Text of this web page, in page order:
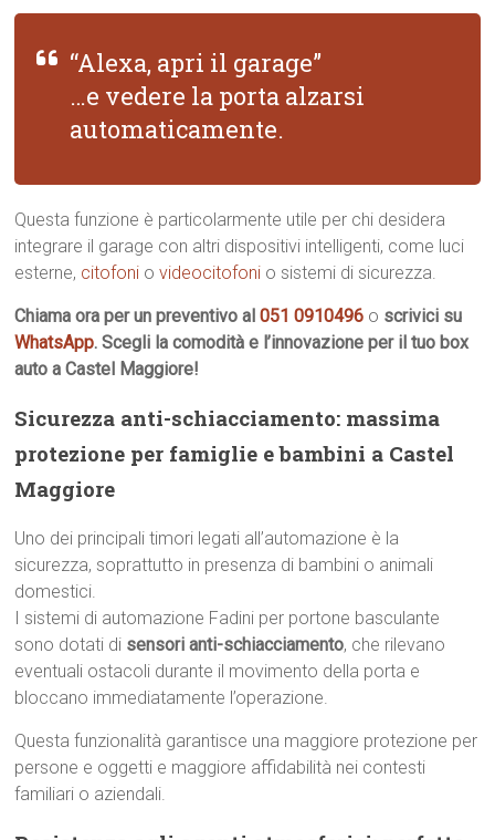
“Alexa, apri il garage”
…e vedere la porta alzarsi
automaticamente.
Questa funzione è particolarmente utile per chi desidera
integrare il garage con altri dispositivi intelligenti, come luci
esterne, citofoni ovideocitofoni o sistemi di sicurezza.
Chiama ora per un preventivo al051 0910496 o scrivici su
WhatsApp. Scegli la comodità e l’innovazione per il tuo box
auto a Castel Maggiore!
Sicurezza anti-schiacciamento: massima
protezione per famiglie e bambini a Castel
Maggiore
Uno dei principali timori legati all’automazione è la
sicurezza, soprattutto in presenza di bambini o animali
domestici.
I sistemi di automazione Fadini per portone basculante
sono dotati di sensori anti-schiacciamento, che rilevano
eventuali ostacoli durante il movimento della porta e
bloccano immediatamente l’operazione.
Questa funzionalità garantisce una maggiore protezione per
persone e oggetti e maggiore affidabilità nei contesti
familiari o aziendali.